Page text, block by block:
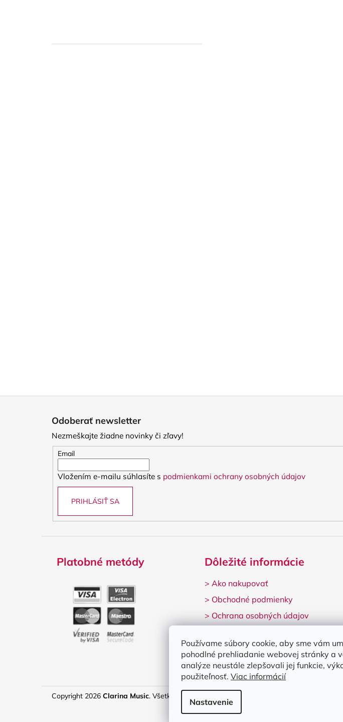
Používame súbory cookie, aby sme vám
pohodlné prehliadanie webovej stránky a
analýze neustále zlepšovali jej funkcie,
použiteľnosť. Viac informácií
Nastavenie
Odoberať newsletter
Nezmeškajte žiadne novinky či zľavy!
Email
Vložením e-mailu súhlasíte s podmienkami ochrany osobných údajov
PRIHLÁSIŤ SA
Platobné metódy Dôležité informácie
> Ako nakupovať
> Obchodné podmienky
> Ochrana osobných údajov
Copyright 2026 Clarina Music. Všetky práva vyhradené.